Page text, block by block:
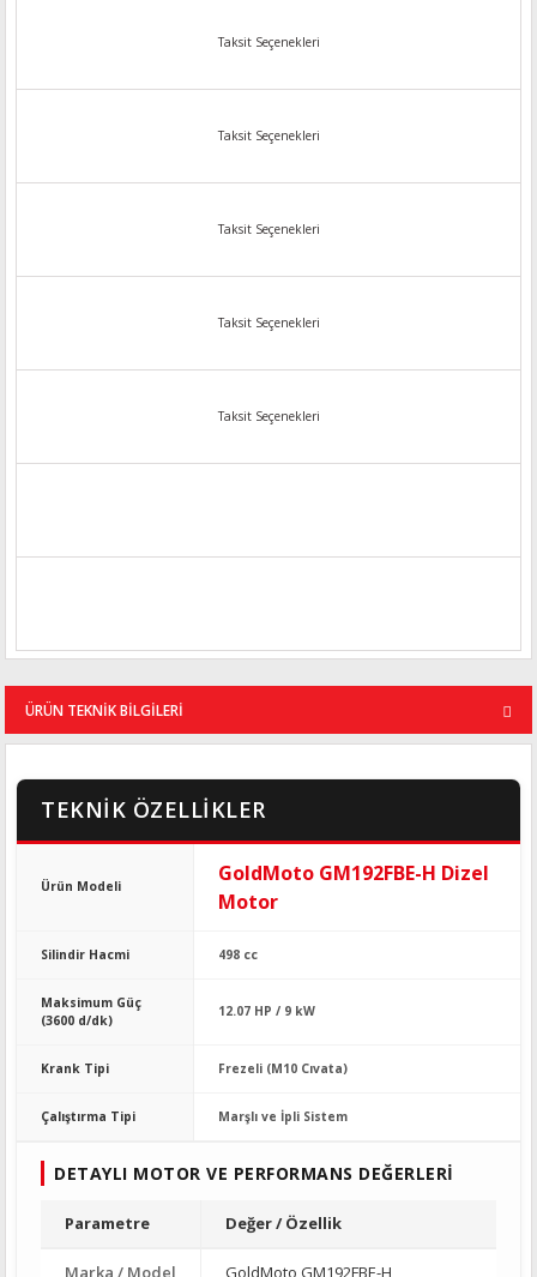
Taksit Seçenekleri
Taksit Seçenekleri
Taksit Seçenekleri
Taksit Seçenekleri
Taksit Seçenekleri
ÜRÜN TEKNİK BİLGİLERİ
TEKNİK ÖZELLİKLER
Ürün Modeli
GoldMoto GM192FBE-H Dizel
Motor
Silindir Hacmi 498 cc
Maksimum Güç
(3600 d/dk)
12.07 HP / 9 kW
Krank Tipi Frezeli (M10 Cıvata)
Çalıştırma Tipi Marşlı ve İpli Sistem
DETAYLI MOTOR VE PERFORMANS DEĞERLERI
Parametre Değer / Özellik
Marka / Model GoldMoto GM192FBE-H